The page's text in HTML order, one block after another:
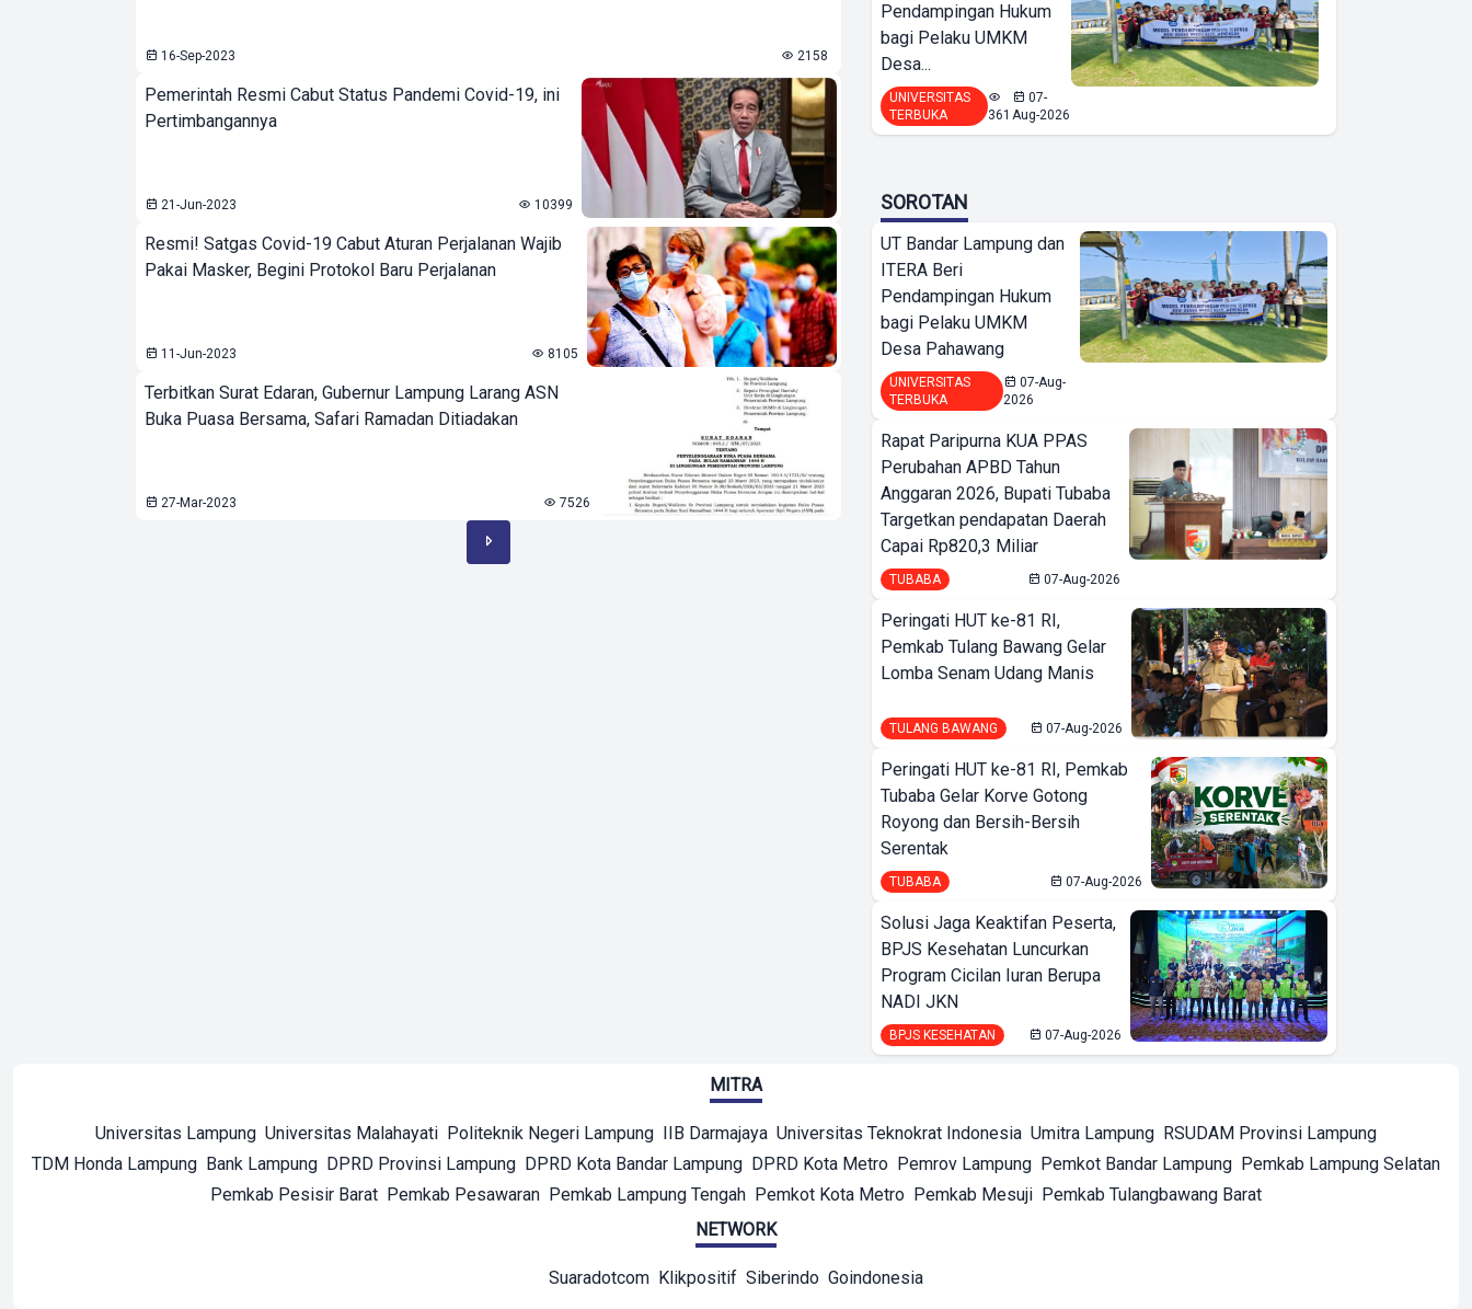
16-Sep-2023 2158
Pemerintah Resmi Cabut Status Pandemi Covid-19, ini
Pertimbangannya
21-Jun-2023 10399
Resmi! Satgas Covid-19 Cabut Aturan Perjalanan Wajib
Pakai Masker, Begini Protokol Baru Perjalanan
11-Jun-2023 8105
Terbitkan Surat Edaran, Gubernur Lampung Larang ASN
Buka Puasa Bersama, Safari Ramadan Ditiadakan
27-Mar-2023 7526
Pendampingan Hukum
bagi Pelaku UMKM
Desa...
UNIVERSITAS
TERBUKA
361
07-
Aug-2026
SOROTAN
UT Bandar Lampung dan
ITERA Beri
Pendampingan Hukum
bagi Pelaku UMKM
Desa Pahawang
UNIVERSITAS
TERBUKA
07-Aug-
2026
Rapat Paripurna KUA PPAS
Perubahan APBD Tahun
Anggaran 2026, Bupati Tubaba
Targetkan pendapatan Daerah
Capai Rp820,3 Miliar
TUBABA 07-Aug-2026
Peringati HUT ke-81 RI,
Pemkab Tulang Bawang Gelar
Lomba Senam Udang Manis
TULANG BAWANG 07-Aug-2026
Peringati HUT ke-81 RI, Pemkab
Tubaba Gelar Korve Gotong
Royong dan Bersih-Bersih
Serentak
TUBABA 07-Aug-2026
Solusi Jaga Keaktifan Peserta,
BPJS Kesehatan Luncurkan
Program Cicilan Iuran Berupa
NADI JKN
BPJS KESEHATAN 07-Aug-2026
MITRA
Universitas Lampung Universitas Malahayati Politeknik Negeri Lampung IIB Darmajaya Universitas Teknokrat Indonesia Umitra Lampung RSUDAM Provinsi Lampung
TDM Honda Lampung Bank Lampung DPRD Provinsi Lampung DPRD Kota Bandar Lampung DPRD Kota Metro Pemrov Lampung Pemkot Bandar Lampung Pemkab Lampung Selatan
Pemkab Pesisir Barat Pemkab Pesawaran Pemkab Lampung Tengah Pemkot Kota Metro Pemkab Mesuji Pemkab Tulangbawang Barat
NETWORK
Suaradotcom Klikpositif Siberindo Goindonesia